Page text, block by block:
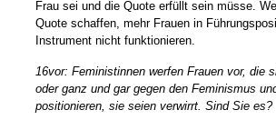
Frau sei und die Quote erfüllt sein müsse.
Quote schaffen, mehr Frauen in
Instrument nicht funktionieren.
16vor: Feministinnen werfen Frauen vor, die
oder ganz und gar gegen den Feminismus
positionieren, sie seien verwirrt. Sind Sie es?